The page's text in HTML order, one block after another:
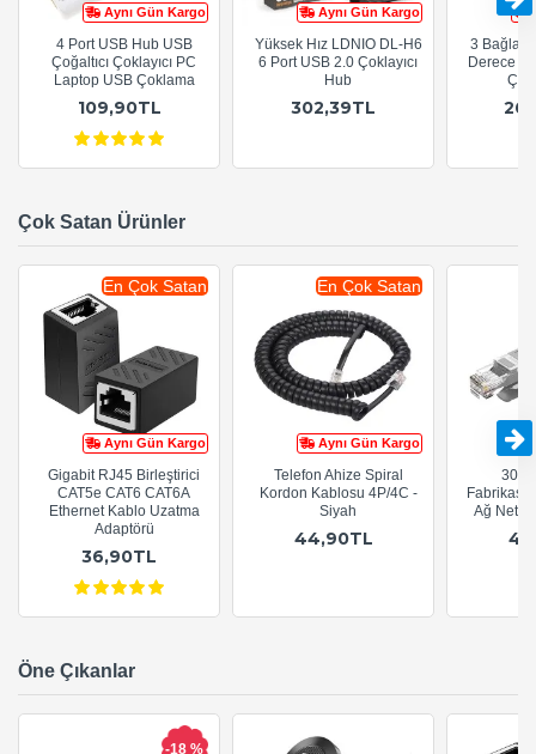
Aynı Gün Kargo
4 Port USB Hub USB
Çoğaltıcı Çoklayıcı PC
Laptop USB Çoklama
109,90TL
Aynı Gün Kargo
Yüksek Hız LDNIO DL-H6
6 Port USB 2.0 Çoklayıcı
Hub
302,39TL
3
Derece
Çok Satan Ürünler
Aynı Gün Kargo
En Çok Satan
Gigabit RJ45 Birleştirici
CAT5e CAT6 CAT6A
Ethernet Kablo Uzatma
Adaptörü
36,90TL
Aynı Gün Kargo
En Çok Satan
Telefon Ahize Spiral
Kordon Kablosu 4P/4C -
Siyah
44,90TL
Ağ
Öne Çıkanlar
-18 %